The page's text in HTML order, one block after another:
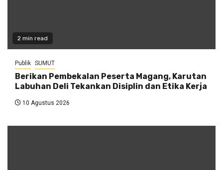
2 min read
Publik SUMUT
Berikan Pembekalan Peserta Magang, Karutan
Labuhan Deli Tekankan Disiplin dan Etika Kerja
10 Agustus 2026